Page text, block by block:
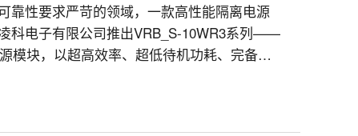
靠性要求严苛的领域，一款高性能隔离电源
科电子有限公司推出VRB_S-10WR3系列——
模块，以超高效率、超低待机功耗、完备保
提供“小而强”的动力心脏。